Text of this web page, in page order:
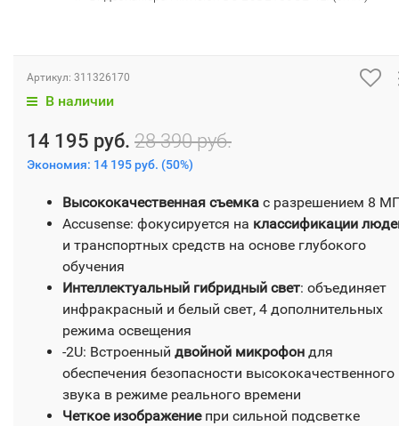
Артикул: 311326170
В наличии
14 195 руб. 28 390 руб.
Экономия: 14 195 руб. (50%)
Высококачественная съемка с разрешением 8
Accusense: фокусируется на классификации
и транспортных средств на основе глубокого
обучения
Интеллектуальный гибридный свет: объединяет
инфракрасный и белый свет, 4 дополнительных
режима освещения
-2U: Встроенный двойной микрофон для
обеспечения безопасности высококачественного
звука в режиме реального времени
Четкое изображениепри сильной подсветке